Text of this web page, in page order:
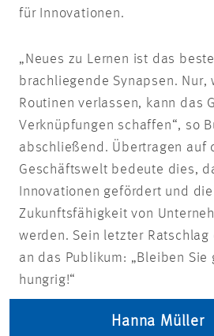
für Innovationen.
„Neues zu Lernen ist das
brachliegende Synapsen. Nur,
Routinen verlassen, kann das
Verknüpfungen schaffen“, so
abschließend. Übertragen auf
Geschäftswelt bedeute dies,
Innovationen gefördert und die
Zukunftsfähigkeit von
werden. Sein letzter Ratschlag
an das Publikum: „Bleiben Sie
hungrig!“
Hanna Müller